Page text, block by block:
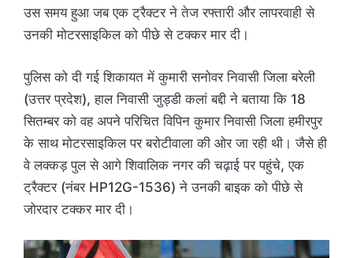
उस समय हुआ जब एक ट्रैक्टर ने तेज रफ्तारी और लापरवाही से
उनकी मोटरसाइकिल को पीछे से टक्कर मार दी।
पुलिस को दी गई शिकायत में कुमारी सनोवर निवासी जिला बरेली
(उत्तर प्रदेश), हाल निवासी जुड्डी कलां बद्दी ने बताया कि 18
सितम्बर को वह अपने परिचित विपिन कुमार निवासी जिला हमीरपुर
के साथ मोटरसाइकिल पर बरोटीवाला की ओर जा रही थी। जैसे ही
वे लक्कड़ पुल से आगे शिवालिक नगर की चढ़ाई पर पहुंचे, एक
ट्रैक्टर (नंबर HP12G-1536) ने उनकी बाइक को पीछे से
जोरदार टक्कर मार दी।